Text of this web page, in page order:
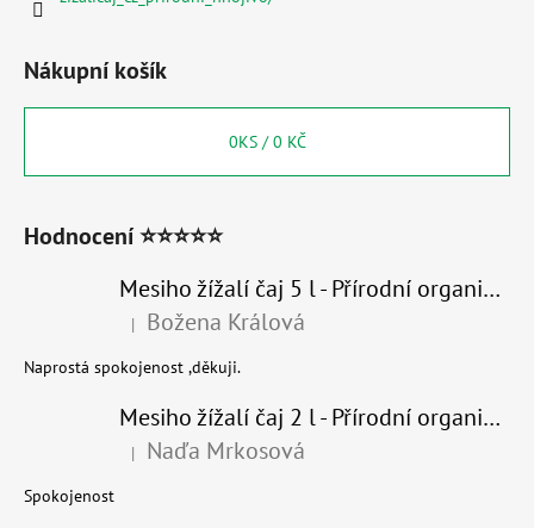
Nákupní košík
0KS /0 KČ
Hodnocení ⭐⭐⭐⭐⭐
Mesiho žížalí čaj 5 l - Přírodní organické hnojivo 100% nature
Hodnocení produktu je 5 z 5 hvězdiček.
| Božena Králová
Naprostá spokojenost ,děkuji.
Mesiho žížalí čaj 2 l - Přírodní organické hnojivo 100% nature - recyklovaný obal
Hodnocení produktu je 5 z 5 hvězdiček.
| Naďa Mrkosová
Spokojenost